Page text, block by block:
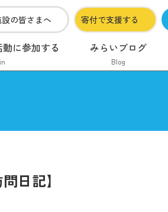
の皆さまへ 寄付で支援する
に参加する みらいブログ
Blog
日記】